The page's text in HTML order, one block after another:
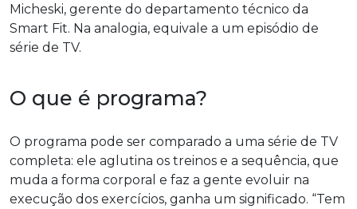
Micheski, gerente do departamento técnico da
Smart Fit. Na analogia, equivale a um episódio de
série de TV.
O que é programa?
O programa pode ser comparado a uma série de TV
completa: ele aglutina os treinos e a sequência, que
muda a forma corporal e faz a gente evoluir na
execução dos exercícios, ganha um significado. “Tem